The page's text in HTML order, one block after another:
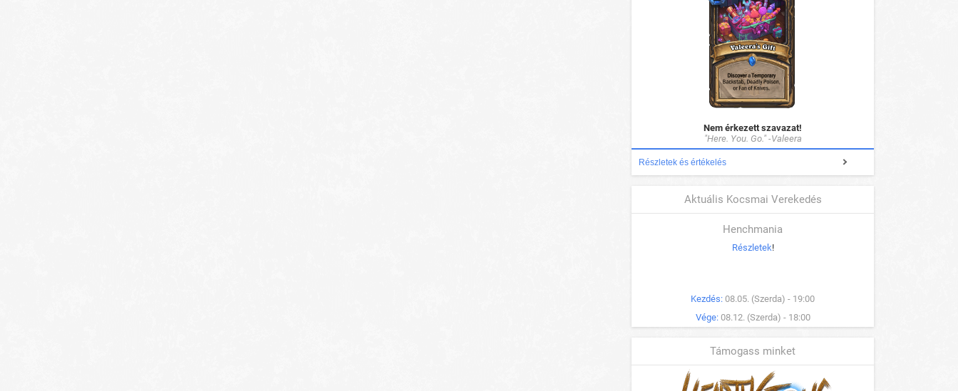
Nem érkezett szavazat!
"Here. You. Go." -Valeera
Részletek és értékelés
Aktuális Kocsmai Verekedés
Henchmania
Részletek!
Kezdés: 08.05. (Szerda) - 19:00
Vége: 08.12. (Szerda) - 18:00
Támogass minket